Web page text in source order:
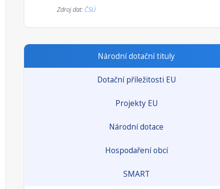
Zdroj dat: ČSÚ
Národní dotační tituly
Dotační příležitosti EU
Projekty EU
Národní dotace
Hospodaření obcí
SMART